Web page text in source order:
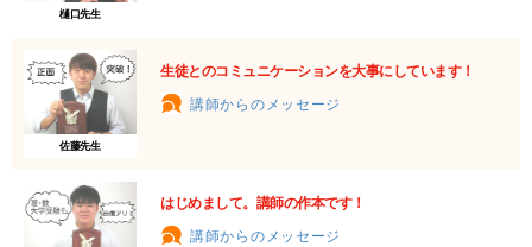
樋口先生
佐藤先生
生徒とのコミュニケーションを大事にしています！
講師からのメッセージ
はじめまして。講師の作本です！
講師からのメッセージ